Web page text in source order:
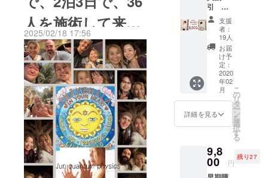
ないとも思いました。なの
に、秋以降、何度もラップ
トップを開いてはプロジェ
クトを立ち上げようとしま
したが、どうしても気持ち
が前に進みませんでした。
私は自分自身に問いかけま
した。私は、本当はどうし
たいのだろう？私は費やし
た費用を取り戻そうとして
が元気に生きる上で大切に
していること、そして、で
きることなら私がこの手で
触れたすべての方に手渡し
たい“気づき”**を、活動報告
としてシェアしたいと思い
ます。少し長い文章になり
ますが、ご自身の身体や暮
らしと向き合うヒントとし
て、何か一つでも持ち帰っ
間のタイでの活動に向か
い、一昨日の夜に帰国いた
しました。本来であればす
ぐに活動記録をお届けした
かったのですが、書きたい
ことが多すぎて何から綴れ
ばよいのか迷っておりま
す。旅のお供はもちろん、
ANANAI ヤク×オーガニック
コットン！さらに、長時間
のトランジットを含む26時
人を施術して来ま
した！
2025/02/18 17:56
深い
人）と
いう
ニック
ネーム
の元と
なっ
た、眉
間のシ
ワを和
らげ、
ホッと
ヘッド
ヒーリ
ングを
う、全
身の
マッ
サー
ジ。 体
の痛み
ととも
に心も
スー
パーリ
ラック
ス。 90
スー
パース
ティ
引 第
一弾！
限定20
ク”大判
ストー
ル 男
女兼用
サイ
ズ 幅
90cm×
長さ
180cm
※手織り
ため、
若干の
誤差は
支援
者：
19人
お届
け予
定：
2020
年02
月
詳細を見る
こ
の
リ
タ
ー
ン
を
選
択
す
る
9,8
00 円
残り27